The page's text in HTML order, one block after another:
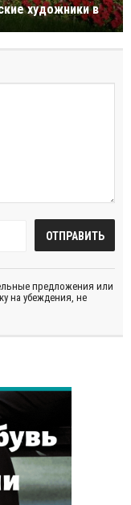
художники в
предложения или
на убеждения, не